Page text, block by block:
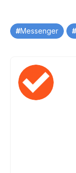
TagMessenger